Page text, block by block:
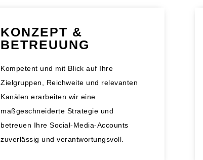
KONZEPT &
BETREUUNG
Kompetent und mit Blick auf Ihre
Zielgruppen, Reichweite und relevanten
Kanälen erarbeiten wir eine
maßgeschneiderte Strategie und
betreuen Ihre Social-Media-Accounts
zuverlässig und verantwortungsvoll.